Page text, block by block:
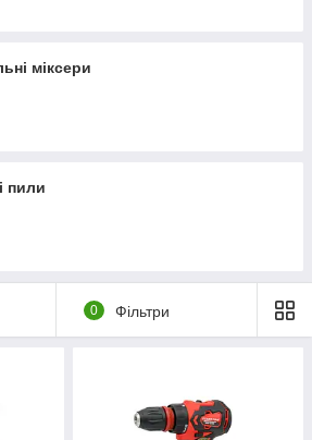
міксери
пили
0 Фільтри